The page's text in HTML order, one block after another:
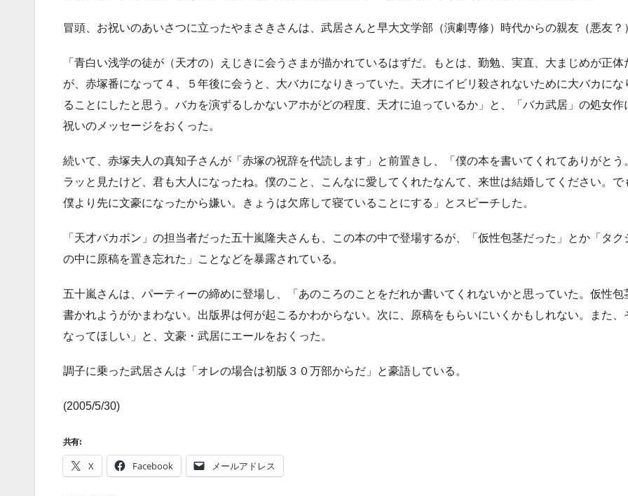
冒頭、お祝いのあいさつに立ったやまさきさんは、武居さんと早大文学部（演劇専修）時代からの親友（悪友？
「青白い浅学の徒が（天才の）えじきに会うさまが描かれているはずだ。もとは、勤勉、実直、大まじめが正体
が、赤塚番になって４、５年後に会うと、大バカになりきっていた。天才にイビリ殺されないために大バカにな
ることにしたと思う。バカを演ずるしかないアホがどの程度、天才に迫っているか」と、「バカ武居」の処女作
祝いのメッセージをおくった。
続いて、赤塚夫人の真知子さんが「赤塚の祝辞を代読します」と前置きし、「僕の本を書いてくれてありがとう
ラッと見たけど、君も大人になったね。僕のこと、こんなに愛してくれたなんて、来世は結婚してください。で
僕より先に文豪になったから嫌い。きょうは欠席して寝ていることにする」とスピーチした。
「天才バカボン」の担当者だった五十嵐隆夫さんも、この本の中で登場するが、「仮性包茎だった」とか「タク
の中に原稿を置き忘れた」ことなどを暴露されている。
五十嵐さんは、パーティーの締めに登場し、「あのころのことをだれか書いてくれないかと思っていた。仮性包
書かれようがかまわない。出版界は何が起こるかわからない。次に、原稿をもらいにいくかもしれない。また、
なってほしい」と、文豪・武居にエールをおくった。
調子に乗った武居さんは「オレの場合は初版３０万部からだ」と豪語している。
(2005/5/30)
共有:
X Facebook メールアドレス